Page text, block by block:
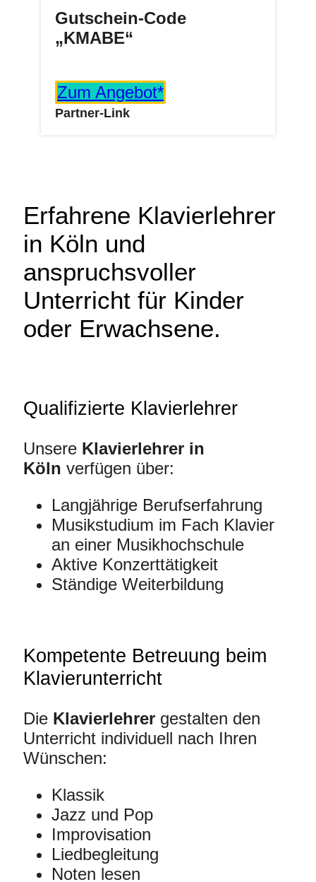
Gutschein-Code
„KMABE“
Zum Angebot*
Partner-Link
Erfahrene Klavierlehrer
in Köln und
anspruchsvoller
Unterricht für Kinder
oder Erwachsene.
Qualifizierte Klavierlehrer
Unsere Klavierlehrer in
Köln verfügen über:
Langjährige Berufserfahrung
Musikstudium im Fach Klavier
an einer Musikhochschule
Aktive Konzerttätigkeit
Ständige Weiterbildung
Kompetente Betreuung beim
Klavierunterricht
Die Klavierlehrer gestalten den
Unterricht individuell nach Ihren
Wünschen:
Klassik
Jazz und Pop
Improvisation
Liedbegleitung
Noten lesen